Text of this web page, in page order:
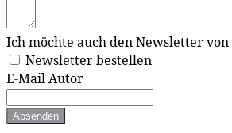
Ich möchte auch den Newsletter
Newsletter bestellen
E-Mail Autor
Absenden